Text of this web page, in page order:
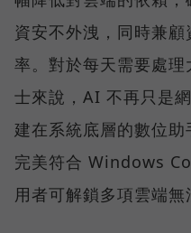
資安不外洩，同時兼
率。對於每天需要處
士來說，AI 不再只是
建在系統底層的數位
完美符合 Windows
用者可解鎖多項雲端無